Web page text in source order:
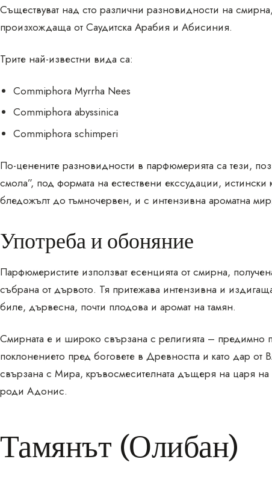
Съществуват над сто различни разновидности на
произхождаща от Саудитска Арабия и Абисиния.
Трите най-известни вида са:
Commiphora Myrrha Nees
Commiphora abyssinica
Commiphora schimperi
По-ценените разновидности в парфюмерията са тези,
смола”, под формата на естествени екссудации,
бледожълт до тъмночервен, и с интензивна ароматна
Употреба и обоняние
Парфюмеристите използват есенцията от смирна,
събрана от дървото. Тя притежава интензивна и
биле, дървесна, почти плодова и аромат на тамян.
Смирната е и широко свързана с религията – предимно
поклонението пред боговете в Древността и като дар от
свързана с Мира, кръвосмесителната дъщеря на царя
роди Адонис.
Тамянът (Олибан)